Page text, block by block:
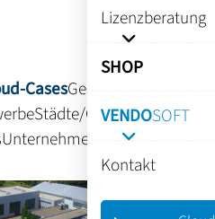
Lizenzberatung
SHOP
VENDOSOFT
Kontakt
CasesGesundheit
Städte/Gemeinden
Unternehmen